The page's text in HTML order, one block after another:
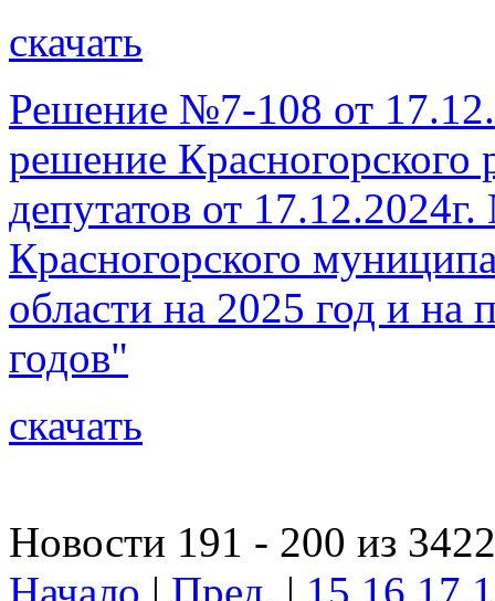
скачать
Решение №7-108 от
решение Красногорского
депутатов от
Красногорского
области на 2025 год и
годов"
скачать
Новости 191 - 200 из 3422